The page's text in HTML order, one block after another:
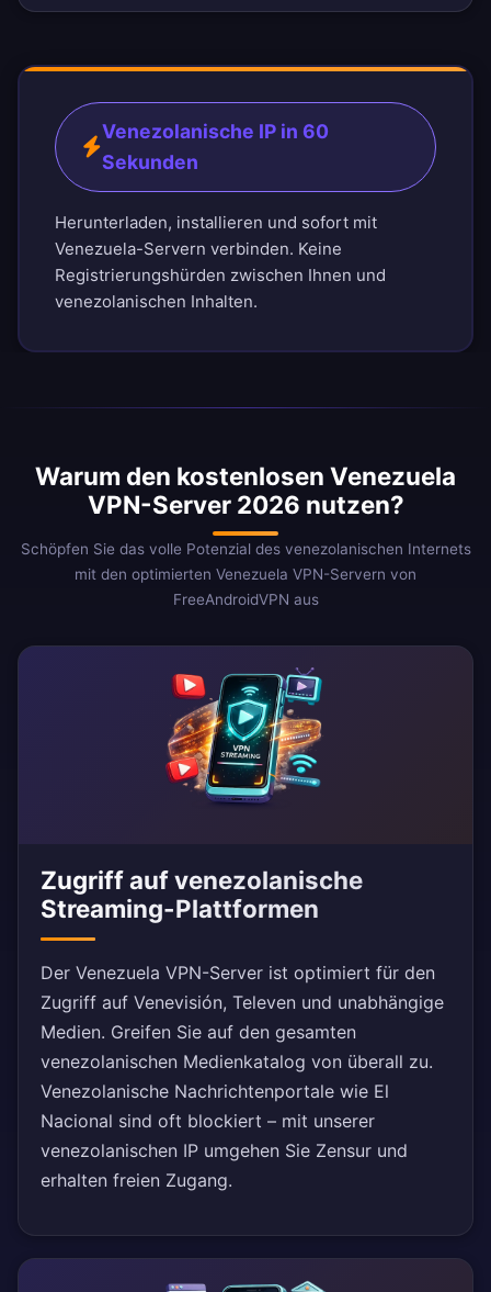
Venezolanische IP in 60
Sekunden
Herunterladen, installieren und sofort mit
Venezuela-Servern verbinden. Keine
Registrierungshürden zwischen Ihnen und
venezolanischen Inhalten.
Warum den kostenlosen Venezuela
VPN-Server 2026 nutzen?
Schöpfen Sie das volle Potenzial des venezolanischen Internets
mit den optimierten Venezuela VPN-Servern von
FreeAndroidVPN aus
Zugriff auf venezolanische
Streaming-Plattformen
Der Venezuela VPN-Server ist optimiert für den
Zugriff auf Venevisión, Televen und unabhängige
Medien. Greifen Sie auf den gesamten
venezolanischen Medienkatalog von überall zu.
Venezolanische Nachrichtenportale wie El
Nacional sind oft blockiert – mit unserer
venezolanischen IP umgehen Sie Zensur und
erhalten freien Zugang.